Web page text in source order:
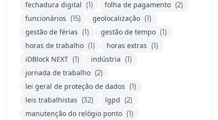
fechadura digital (1) folha de pagamento (2)
funcionários (15) geolocalização (1)
gestão de férias (1) gestão de tempo (1)
horas de trabalho (1) horas extras (1)
iDBlock NEXT (1) indústria (1)
jornada de trabalho (2)
lei geral de proteção de dados (1)
leis trabalhistas (32) lgpd (2)
manutenção do relógio ponto (1)